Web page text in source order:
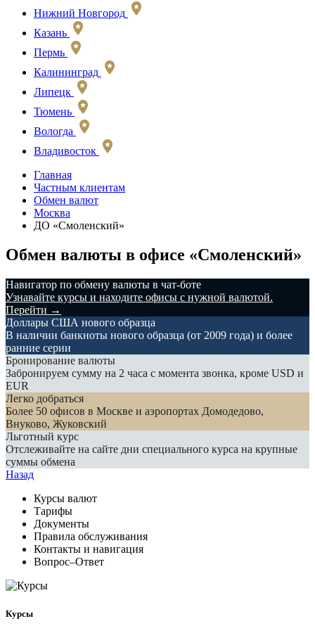
Нижний Новгород
Казань
Пермь
Калининград
Липецк
Тюмень
Вологда
Владивосток
Главная
Частным клиентам
Обмен валют
Москва
ДО «Смоленский»
Обмен валюты в офисе «Смоленский»
️Навигатор по обмену валюты в чат-боте
Узнавайте курсы и находите офисы с нужной валютой.
Перейти →
Доллары США нового образца
В наличии банкноты нового образца (от 2009 года) и более
ранние серии
Бронирование валюты
Забронируем сумму на 2 часа с момента звонка, кроме USD и
EUR
Легко добраться
Более 50 офисов в Москве и аэропортах Домодедово,
Внуково, Жуковский
Льготный курс
Отслеживайте на сайте дни специального курса на крупные
суммы обмена
Назад
Курсы валют
Тарифы
Документы
Правила обслуживания
Контакты и навигация
Вопрос–Ответ
Курсы